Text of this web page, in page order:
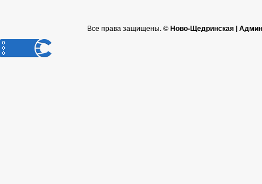
Все права защищены. ©Ново-Щедринская |